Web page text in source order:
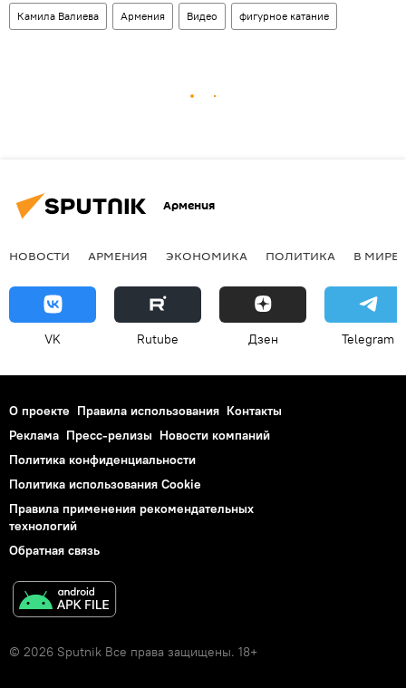
Камила Валиева Армения Видео фигурное катание
Армения
НОВОСТИ АРМЕНИЯ ЭКОНОМИКА ПОЛИТИКА В МИРЕ
VK Rutube Дзен Telegram
О проекте Правила использования Контакты
Реклама Пресс-релизы Новости компаний
Политика конфиденциальности
Политика использования Cookie
Правила применения рекомендательных
технологий
Обратная связь
© 2026 Sputnik Все права защищены. 18+